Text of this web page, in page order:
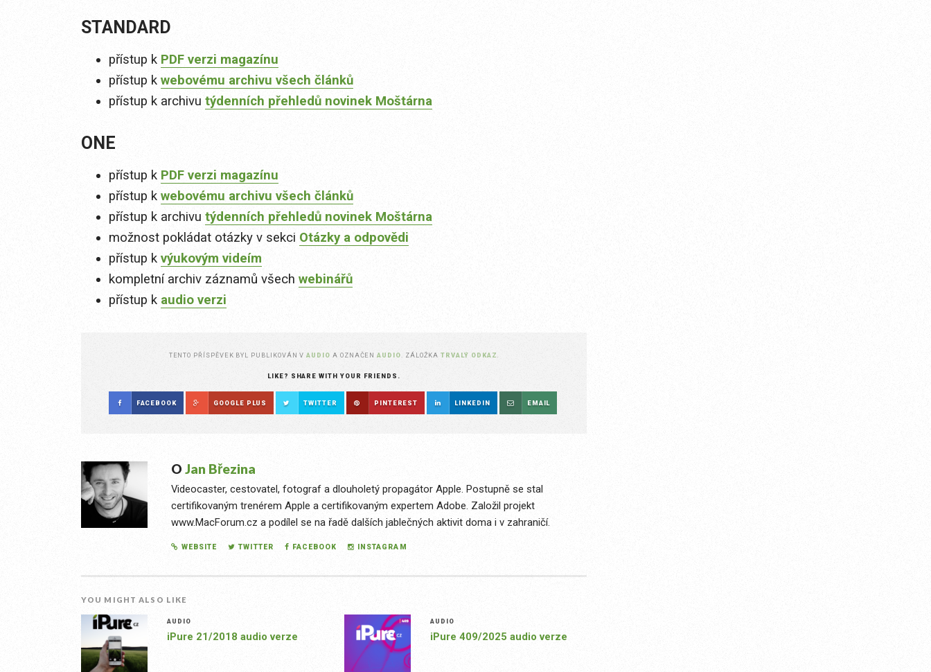
STANDARD
přístup k PDF verzi magazínu
přístup k webovému archivu všech článků
přístup k archivu týdenních přehledů novinek Moštárna
ONE
přístup k PDF verzi magazínu
přístup k webovému archivu všech článků
přístup k archivu týdenních přehledů novinek Moštárna
možnost pokládat otázky v sekci Otázky a odpovědi
přístup k výukovým videím
kompletní archiv záznamů všech webinářů
přístup k audio verzi
TENTO PŘÍSPĚVEK BYL PUBLIKOVÁN VAUDIO A OZNAČENAUDIO . ZÁLOŽKATRVALÝ ODKAZ
LIKE? SHARE WITH YOUR FRIENDS.
FACEBOOK GOOGLE PLUS TWITTER PINTEREST LINKEDIN EMAIL
O Jan Březina
Videocaster, cestovatel, fotograf a dlouholetý propagátor Apple. Postupně se stal
certifikovaným trenérem Apple a certifikovaným expertem Adobe. Založil projekt
www.MacForum.cz a podílel se na řadě dalších jablečných aktivit doma i v zahraničí.
WEBSITE TWITTER FACEBOOK INSTAGRAM
YOU MIGHT ALSO LIKE
AUDIO
iPure 21/2018 audio verze
AUDIO
iPure 409/2025 audio verze